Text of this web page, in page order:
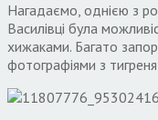
Нагадаємо, однією з
Василівці була
хижаками. Багато
фотографіями з